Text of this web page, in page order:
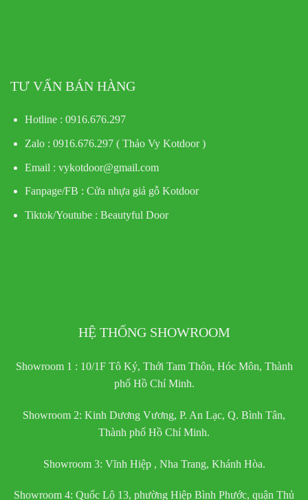
TƯ VẤN BÁN HÀNG
Hotline : 0916.676.297
Zalo : 0916.676.297 ( Thảo Vy Kotdoor )
Email : vykotdoor@gmail.com
Fanpage/FB : Cửa nhựa giả gỗ Kotdoor
Tiktok/Youtube : Beautyful Door
HỆ THỐNG SHOWROOM
Showroom 1 : 10/1F Tô Ký, Thới Tam Thôn, Hóc Môn, Thành
phố Hồ Chí Minh.
Showroom 2: Kinh Dương Vương, P. An Lạc, Q. Bình Tân,
Thành phố Hồ Chí Minh.
Showroom 3: Vĩnh Hiệp , Nha Trang, Khánh Hòa.
Showroom 4: Quốc Lộ 13, phường Hiệp Bình Phước, quận Thủ